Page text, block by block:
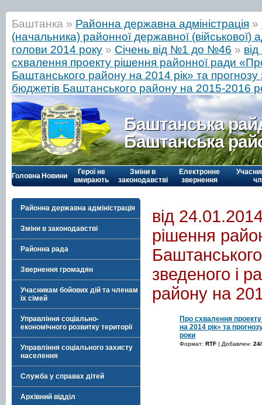
Баштанка » Районна державна адміністрація »
(начальника) районної державної (військової)
голови 2014 року » Січень від №1 до №46 »
схвалення проекту рішення районної ради
Баштанського району на 2014 рік» та прогнозу
бюджетів Баштанського району на 2015-2016
Баштанська
Баштанська
Головна Новини
Герої не
вмирають
Зміни в
законодавстві
Електронне
звернення
Районна державна адміністрація
Зміни в законодавстві
Районна рада
Звернення громадян
Учасникам бойових дій та членам
їх сімей
Управління соціально-
економічного розвитку території
Управління соціального захисту
населення
Служба у справах дітей
Архівний відділ
від
рішення
зведеного і
району на
Про схвалення
на 2014 рік» та
роки
Формат: RTF | Добавлен: